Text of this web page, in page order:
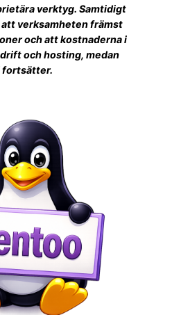
verktyg. Samtidigt
verksamheten främst
och att kostnaderna i
och hosting, medan
fortsätter.